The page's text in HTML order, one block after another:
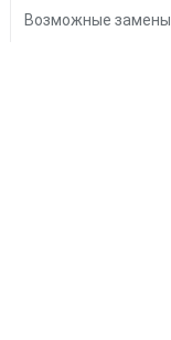
Возможные замены